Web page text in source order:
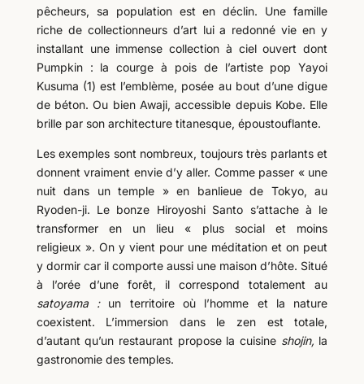
pêcheurs, sa population est en déclin. Une famille
riche de collectionneurs d’art lui a redonné vie en y
installant une immense collection à ciel ouvert dont
Pumpkin : la courge à pois de l’artiste pop Yayoi
Kusuma (1) est l’emblème, posée au bout d’une digue
de béton. Ou bien Awaji, accessible depuis Kobe. Elle
brille par son architecture titanesque, époustouflante.
Les exemples sont nombreux, toujours très parlants et
donnent vraiment envie d’y aller. Comme passer « une
nuit dans un temple » en banlieue de Tokyo, au
Ryoden-ji. Le bonze Hiroyoshi Santo s’attache à le
transformer en un lieu « plus social et moins
religieux ». On y vient pour une méditation et on peut
y dormir car il comporte aussi une maison d’hôte. Situé
à l’orée d’une forêt, il correspond totalement au
satoyama : un territoire où l’homme et la nature
coexistent. L’immersion dans le zen est totale,
d’autant qu’un restaurant propose la cuisine shojin, la
gastronomie des temples.